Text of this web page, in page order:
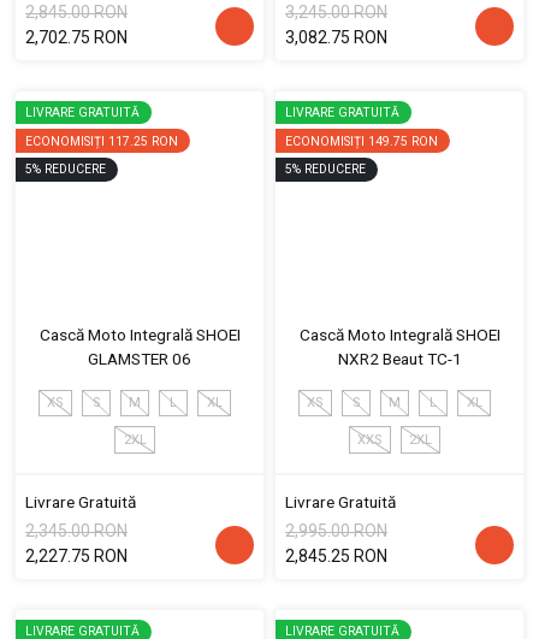
2,845.00 RON
2,702.75 RON
3,245.00 RON
3,082.75 RON
LIVRARE GRATUITĂ
ECONOMISIȚI 117.25 RON
5% REDUCERE
Cască Moto Integrală SHOEI
GLAMSTER 06
XS S M L XL
2XL
Livrare Gratuită
2,345.00 RON
2,227.75 RON
LIVRARE GRATUITĂ
ECONOMISIȚI 149.75 RON
5% REDUCERE
Cască Moto Integrală SHOEI
NXR2 Beaut TC-1
XS S M L XL
XXS 2XL
Livrare Gratuită
2,995.00 RON
2,845.25 RON
LIVRARE GRATUITĂ
LIVRARE GRATUITĂ